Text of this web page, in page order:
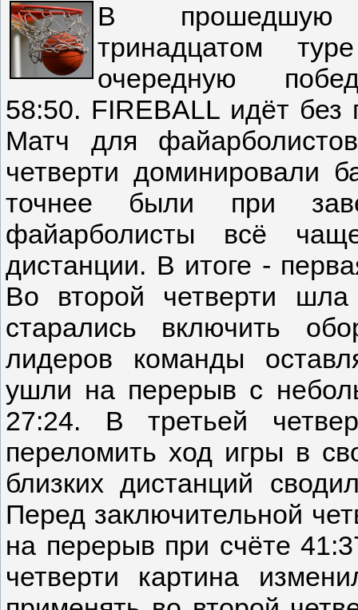
В
тринадцатом
очередную
58:50. FIREBALL идёт без
Матч для
четверти доминировали
точнее были при
файарболисты всё
дистанции. В итоге -
Во второй четверти
старались включить
лидеров команды
ушли на перерыв с
27:24. В третьей
переломить ход игры в
близких дистанций
Перед заключительной
на перерыв при счёте
четверти картина